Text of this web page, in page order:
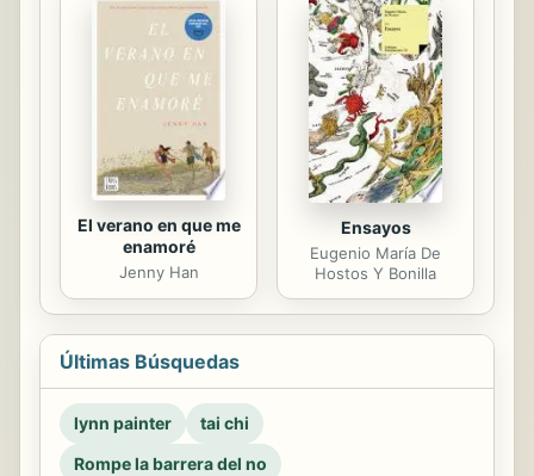
El verano en que me
enamoré
Jenny Han
Ensayos
Eugenio María De
Hostos Y Bonilla
Últimas Búsquedas
lynn painter
tai chi
Rompe la barrera del no